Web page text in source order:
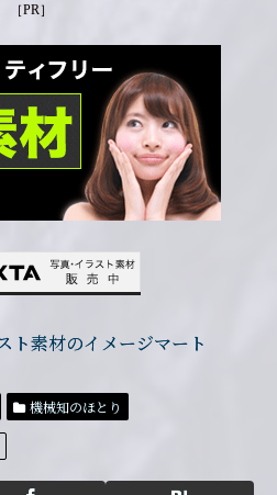
［PR］
機械知のほとり